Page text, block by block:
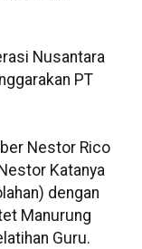
Nusantara
PT
Nestor Rico
Katanya
dengan
Manurung
Guru.